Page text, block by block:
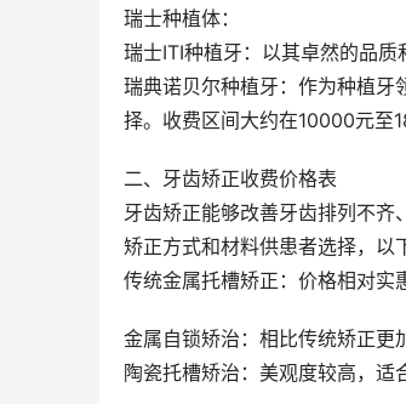
瑞士种植体：
瑞士ITI种植牙：以其卓然的品
瑞典诺贝尔种植牙：作为种植牙
择。收费区间大约在10000元至
二、牙齿矫正收费价格表
牙齿矫正能够改善牙齿排列不
矫正方式和材料供患者选择，以
传统金属托槽矫正：价格相对实
金属自锁矫治：相比传统矫正更
陶瓷托槽矫治：美观度较高，